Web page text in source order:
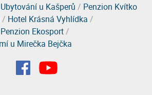
Ubytování u Kašperů / Penzion Kvítko
/ Hotel Krásná Vyhlídka /
Penzion Ekosport/
u Mirečka Bejčka